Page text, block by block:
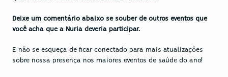
Deixe um comentário abaixo se souber de outros eventos que
você acha que a Nuria deveria participar.
E não se esqueça de ficar conectado para mais atualizações
sobre nossa presença nos maiores eventos de saúde do ano!